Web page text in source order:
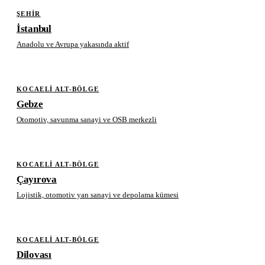
ŞEHIR
İstanbul
Anadolu ve Avrupa yakasında aktif
KOCAELI ALT-BÖLGE
Gebze
Otomotiv, savunma sanayi ve OSB merkezli
KOCAELI ALT-BÖLGE
Çayırova
Lojistik, otomotiv yan sanayi ve depolama kümesi
KOCAELI ALT-BÖLGE
Dilovası